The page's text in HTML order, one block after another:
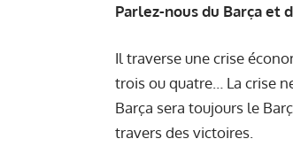
Parlez-nous du Barça et
Il traverse une crise
trois ou quatre… La crise
Barça sera toujours le
travers des victoires.